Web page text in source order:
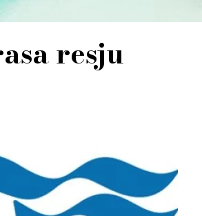
resju